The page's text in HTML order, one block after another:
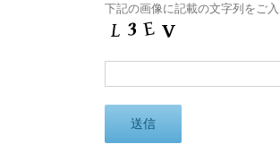
下記の画像に記載の文字列をご入